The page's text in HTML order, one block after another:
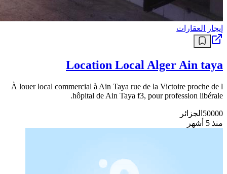
إيجار العقارات
Location Local Alger Ain taya
À louer local commercial à Ain Taya rue de la Victoire proche de l
hôpital de Ain Taya f3, pour profession libérale.
50000 الجزائر
منذ 5 أشهر